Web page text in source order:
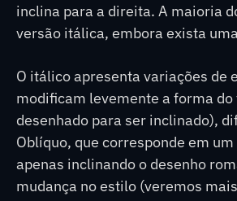
inclina para a direita. A maioria
versão itálica, embora exista
O itálico apresenta variações de
modificam levemente a forma do
desenhado para ser inclinado),
Oblíquo, que corresponde em
apenas inclinando o desenho
mudança no estilo (veremos